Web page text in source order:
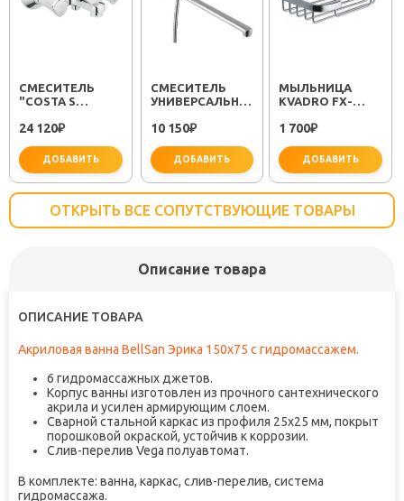
СМЕСИТЕЛЬ
"COSTA S
24 120₽
ДОБАВИТЬ
СМЕСИТЕЛЬ
УНИВЕРСАЛЬНЫЙ
LM1151C"
10 150₽
ДОБАВИТЬ
МЫЛЬНИЦА
KVADRO FX-
1 700₽
ДОБАВИТЬ
ОТКРЫТЬ ВСЕ СОПУТСТВУЮЩИЕ ТОВАРЫ
Описание товара
ОПИСАНИЕ ТОВАРА
Акриловая ванна BellSan Эрика 150x75 с гидромассажем.
6 гидромассажных джетов.
Корпус ванны изготовлен из прочного сантехнического
акрила и усилен армирующим слоем.
Сварной стальной каркас из профиля 25х25 мм, покрыт
порошковой окраской, устойчив к коррозии.
Слив-перелив Vega полуавтомат.
В комплекте: ванна, каркас, слив-перелив, система
гидромассажа.